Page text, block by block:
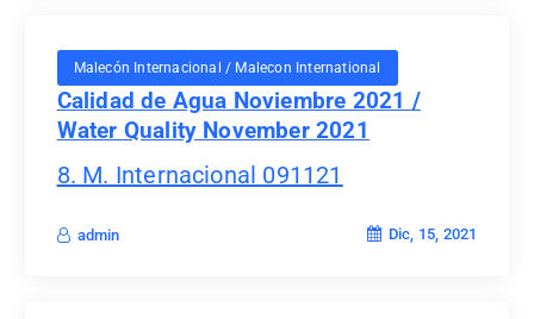
Malecón Internacional / Malecon International
Calidad de Agua Noviembre 2021 /
Water Quality November 2021
8. M. Internacional 091121
admin Dic, 15, 2021